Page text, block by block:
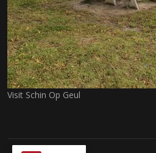
Visit Schin Op Geul